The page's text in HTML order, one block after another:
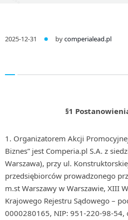
2025-12-31 bycomperialead.pl
§1
Organizatorem Akcji
Biznes” jest Comperia.pl S.A. z
Warszawa), przy ul.
przedsiębiorców prowadzonego
m.st Warszawy w Warszawie, XIII
Krajowego Rejestru Sądowego –
0000280165, NIP: 951-220-98-54,